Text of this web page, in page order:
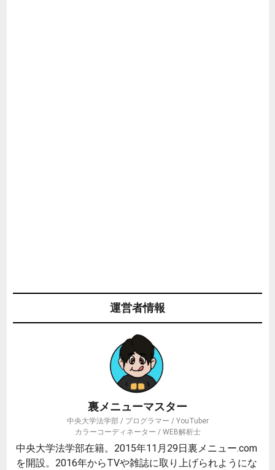
運営者情報
裏メニューマスター
中央大学法学部 / プログラマー / YouTuber
カラーコーディネーター / WEB解析士
中央大学法学部在籍。2015年11月29日裏メニュー.com
を開設。2016年からTVや雑誌に取り上げられようにな